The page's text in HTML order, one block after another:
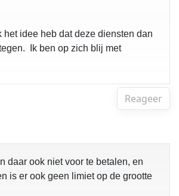
idee heb dat deze diensten dan
Ik ben op zich blij met
Reageer
daar ook niet voor te betalen, en
is er ook geen limiet op de grootte